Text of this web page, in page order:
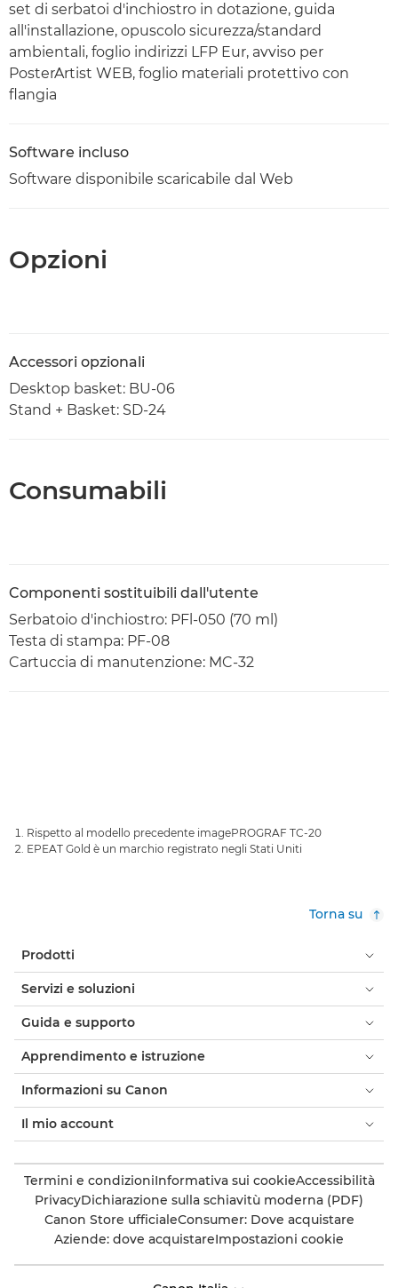
set di serbatoi d'inchiostro in dotazione, guida
all'installazione, opuscolo sicurezza/standard
ambientali, foglio indirizzi LFP Eur, avviso per
PosterArtist WEB, foglio materiali protettivo con
flangia
Software incluso
Software disponibile scaricabile dal Web
Opzioni
Accessori opzionali
Desktop basket: BU-06
Stand + Basket: SD-24
Consumabili
Componenti sostituibili dall'utente
Serbatoio d'inchiostro: PFl-050 (70 ml)
Testa di stampa: PF-08
Cartuccia di manutenzione: MC-32
Rispetto al modello precedente imagePROGRAF TC-20
EPEAT Gold è un marchio registrato negli Stati Uniti
Torna su
Prodotti
Servizi e soluzioni
Guida e supporto
Apprendimento e istruzione
Informazioni su Canon
Il mio account
Termini e condizioniInformativa sui cookieAccessibilità
PrivacyDichiarazione sulla schiavitù moderna (PDF)
Canon Store ufficialeConsumer: Dove acquistare
Aziende: dove acquistareImpostazioni cookie